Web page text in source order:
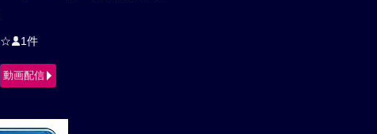
☆ 1件
動画配信